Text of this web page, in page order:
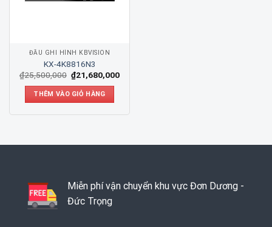
ĐẦU GHI HÌNH KBVISION
KX-4K8816N3
₫25,500,000 ₫21,680,000
THÊM VÀO GIỎ HÀNG
Miễn phí vận chuyển khu vực Đơn Dương -
Đức Trọng